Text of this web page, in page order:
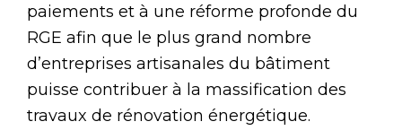
paiements et à une réforme profonde du
RGE afin que le plus grand nombre
d’entreprises artisanales du bâtiment
puisse contribuer à la massification des
travaux de rénovation énergétique.